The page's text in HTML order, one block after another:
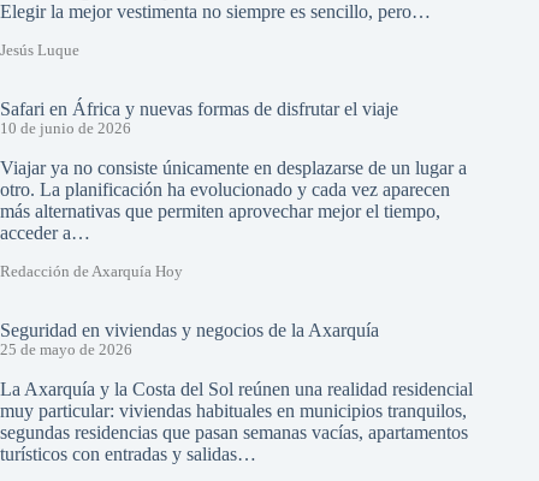
Elegir la mejor vestimenta no siempre es sencillo, pero…
Jesús Luque
Safari en África y nuevas formas de disfrutar el viaje
10 de junio de 2026
Viajar ya no consiste únicamente en desplazarse de un lugar a
otro. La planificación ha evolucionado y cada vez aparecen
más alternativas que permiten aprovechar mejor el tiempo,
acceder a…
Redacción de Axarquía Hoy
Seguridad en viviendas y negocios de la Axarquía
25 de mayo de 2026
La Axarquía y la Costa del Sol reúnen una realidad residencial
muy particular: viviendas habituales en municipios tranquilos,
segundas residencias que pasan semanas vacías, apartamentos
turísticos con entradas y salidas…